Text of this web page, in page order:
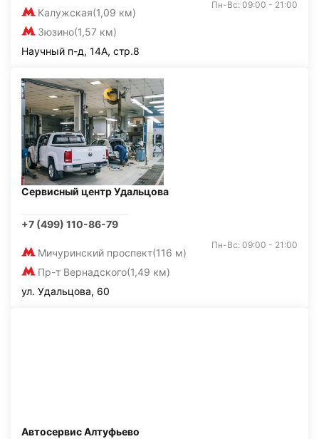
Калужская(1,09 км)
Зюзино(1,57 км)
Пн-Вс: 09:00 - 21:00
Научный п-д, 14А, стр.8
Сервисный центр Удальцова
+7 (499) 110-86-79
Мичуринский проспект(116 м)
Пр-т Вернадского(1,49 км)
Пн-Вс: 09:00 - 21:00
ул. Удальцова, 60
Автосервис Алтуфьево